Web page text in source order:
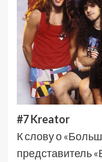
#7 Kreator
К слову о
представитель